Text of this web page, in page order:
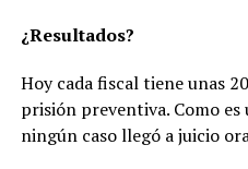
¿Resultados?
Hoy cada fiscal tiene unas
prisión preventiva. Como
ningún caso llegó a juicio